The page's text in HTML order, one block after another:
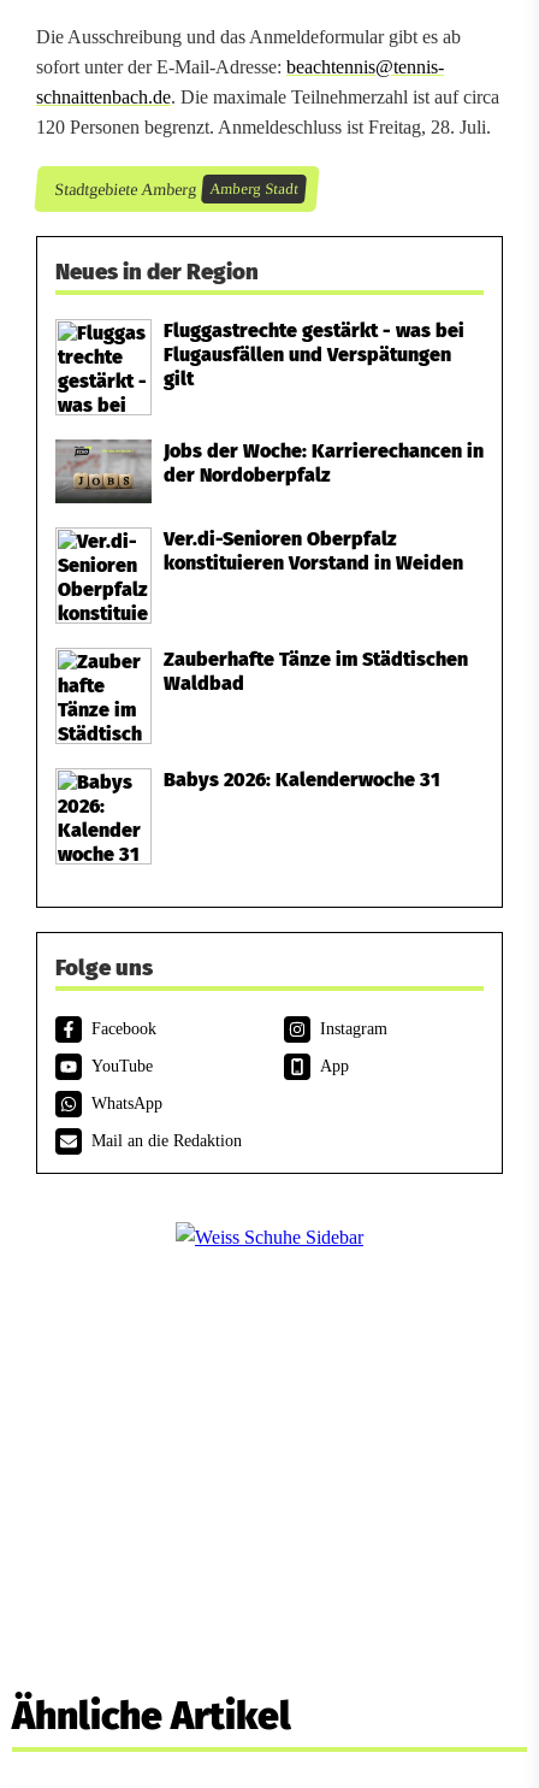
o
s
p
h
ä
m
M
u
m
Die Ausschreibung und das Anmeldeformular gibt es ab
sofort unter der E-Mail-Adresse: beachtennis@tennis-
schnaittenbach.de. Die maximale Teilnehmerzahl ist auf circa
120 Personen begrenzt. Anmeldeschluss ist Freitag, 28. Juli.
Stadtgebiete Amberg Amberg Stadt
Neues in der Region
Fluggastrechte gestärkt - was bei
Flugausfällen und Verspätungen
gilt
Jobs der Woche: Karrierechancen in
der Nordoberpfalz
Ver.di-Senioren Oberpfalz
konstituieren Vorstand in Weiden
Zauberhafte Tänze im Städtischen
Waldbad
Babys 2026: Kalenderwoche 31
Folge uns
Facebook
Instagram
YouTube
App
WhatsApp
Mail an die Redaktion
Ähnliche Artikel